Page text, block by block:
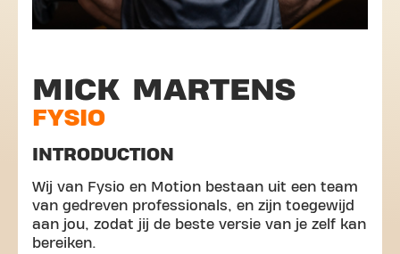
MICK MARTENS
FYSIO
INTRODUCTION
Wij van Fysio en Motion bestaan uit een team
van gedreven professionals, en zijn toegewijd
aan jou, zodat jij de beste versie van je zelf kan
bereiken.